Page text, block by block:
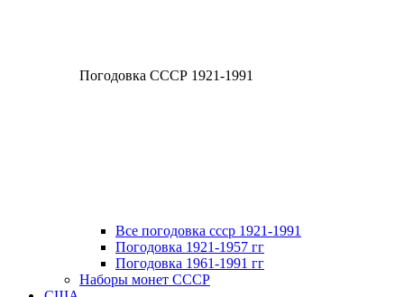
Погодовка СССР 1921-1991
Все погодовка ссср 1921-1991
Погодовка 1921-1957 гг
Погодовка 1961-1991 гг
Наборы монет СССР